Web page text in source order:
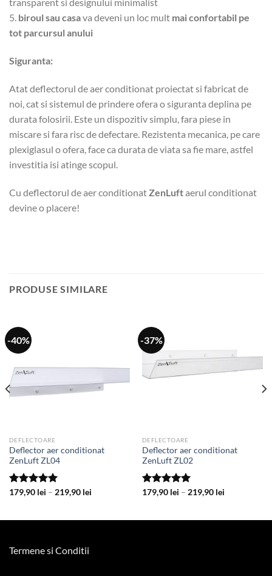
5. biroul sau casava deveni un loc mult mai confortabil pe
tot parcursul anului
Siguranta:
Atat deflectorul de aer conditionat proiectat si fabricat de
noi, cat si sistemul de prindere ofera o siguranta deplina pe
durata folosirii. Este un dispozitiv simplu, fara piese in
miscare si fara risc de defectare. Rezistenta mecanica, pe care
plexiglasul o ofera, face ca durata de viata sa fie mare, astfel
investitia isi atinge scopul.
Cu deflectorul de aer conditionat ZenLuftaerul conditionat
devine o placere!
PRODUSE SIMILARE
-40%
DEFLECTOARE
Deflector aer conditionat
ZenLuft ZL04
Evaluat la
179,90 lei – 219,90 leiInterval
până
-37%
DEFLECTOARE
Deflector aer conditionat
ZenLuft ZL02
Evaluat la
179,90 lei – 219,90 leiInterval
până
Termene si Conditii